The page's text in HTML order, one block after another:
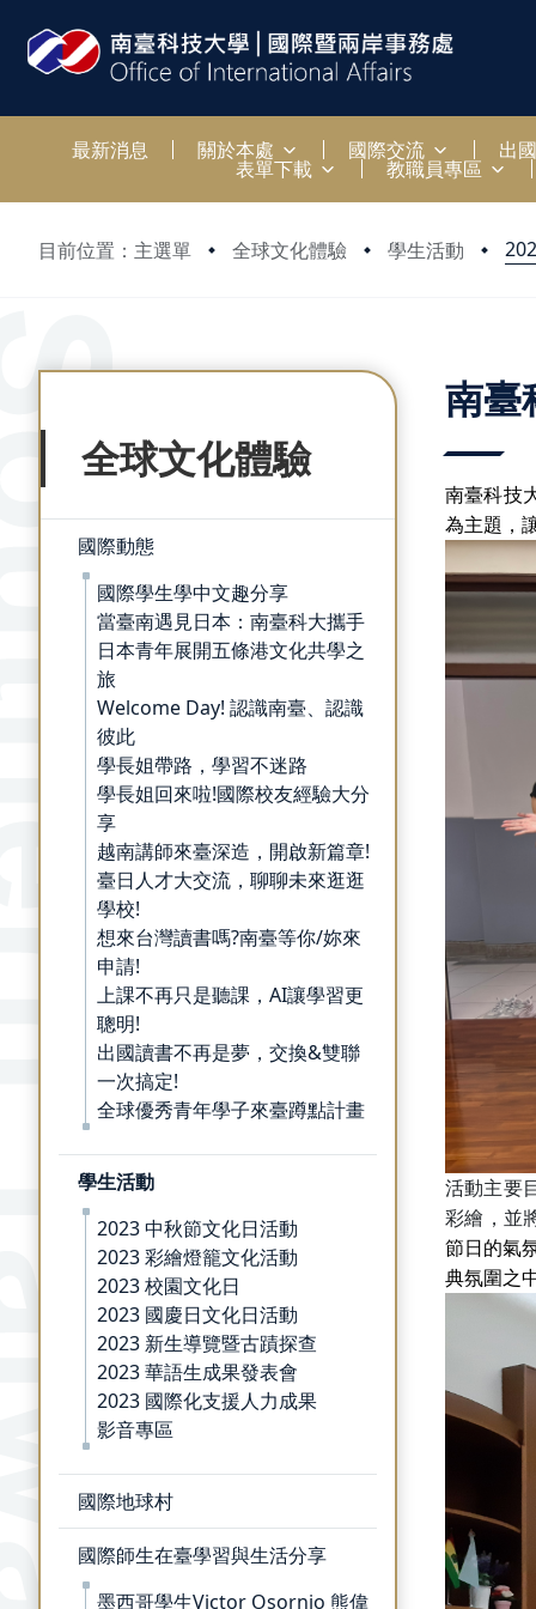
最新消息 關於本處 國際交流 出
表單下載 教職員專區
目前位置：主選單 全球文化體驗 學生活動
::::::
全球文化體驗
國際動態
國際學生學中文趣分享
當臺南遇見日本：南臺科大攜手
日本青年展開五條港文化共學之
旅
Welcome Day! 認識南臺、認識
彼此
學長姐帶路，學習不迷路
學長姐回來啦!國際校友經驗大分
享
越南講師來臺深造，開啟新篇章!
臺日人才大交流，聊聊未來逛逛
學校!
想來台灣讀書嗎?南臺等你/妳來
申請!
上課不再只是聽課，AI讓學習更
聰明!
出國讀書不再是夢，交換&雙聯
一次搞定!
全球優秀青年學子來臺蹲點計畫
學生活動
2023 中秋節文化日活動
2023 彩繪燈籠文化活動
2023 校園文化日
2023 國慶日文化日活動
2023 新生導覽暨古蹟探查
2023 華語生成果發表會
2023 國際化支援人力成果
影音專區
國際地球村
國際師生在臺學習與生活分享
墨西哥學生Victor Osornio 熊偉
南臺
南臺科技
為主題，
活動主要
彩繪，並
節日的氣
典氛圍之